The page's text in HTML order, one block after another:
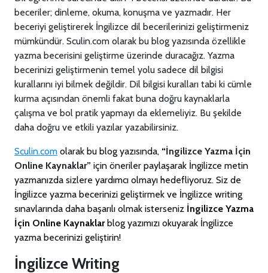
beceriler; dinleme, okuma, konuşma ve yazmadır. Her
beceriyi geliştirerek İngilizce dil becerilerinizi geliştirmeniz
mümkündür. Sculin.com olarak bu blog yazısında özellikle
yazma becerisini geliştirme üzerinde duracağız. Yazma
becerinizi geliştirmenin temel yolu sadece dil bilgisi
kurallarını iyi bilmek değildir. Dil bilgisi kuralları tabi ki cümle
kurma açısından önemli fakat buna doğru kaynaklarla
çalışma ve bol pratik yapmayı da eklemeliyiz. Bu şekilde
daha doğru ve etkili yazılar yazabilirsiniz.
Sculin.com olarak bu blog yazısında, “İngilizce Yazma İçin
Online Kaynaklar” için öneriler paylaşarak İngilizce metin
yazmanızda sizlere yardımcı olmayı hedefliyoruz. Siz de
İngilizce yazma becerinizi geliştirmek ve İngilizce writing
sınavlarında daha başarılı olmak isterseniz İngilizce Yazma
İçin Online Kaynaklarblog yazımızı okuyarak İngilizce
yazma becerinizi geliştirin!
İngilizce Writing